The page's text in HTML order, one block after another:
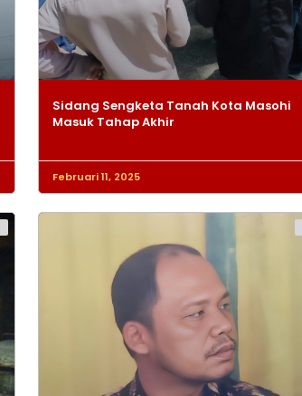
Sidang Sengketa Tanah Kota Masohi
Masuk Tahap Akhir
Februari 11, 2025